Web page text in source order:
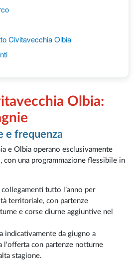
Civitavecchia Olbia
Olbia:
e frequenza
e Olbia operano esclusivamente
, con una programmazione flessibile in
tutto l’anno per
territoriale, con partenze
e corse diurne aggiuntive nel
indicativamente da giugno a
l'offerta con partenze notturne
stagione.